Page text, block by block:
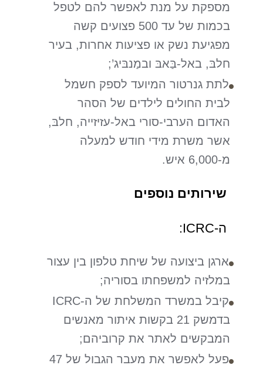
מספקת על מנת לאפשר להם לטפל
בכמות של עד 500 פצועים קשה
מפגיעת נשק או פציעות אחרות, בעיר
חלבּ, באל-בַּאבּ ובמַנבּיג’;
לתת גנרטור המיועד לספק חשמל
לבית החולים לילדים של הסהר
האדום הערבי-סורי באל-עזיזייה, חלבּ,
אשר משרת מידי חודש למעלה
מ-6,000 איש.
שירותים נוספים
ה-ICRC:
ארגן ביצועה של שיחת טלפון בין עצור
במלזיה למשפחתו בסוריה;
קיבל במשרד המשלחת של ה-ICRC
בדמשק 21 בקשות איתור מאנשים
המבקשים לאתר את קרוביהם;
פעל לאפשר את מעבר הגבול של 47